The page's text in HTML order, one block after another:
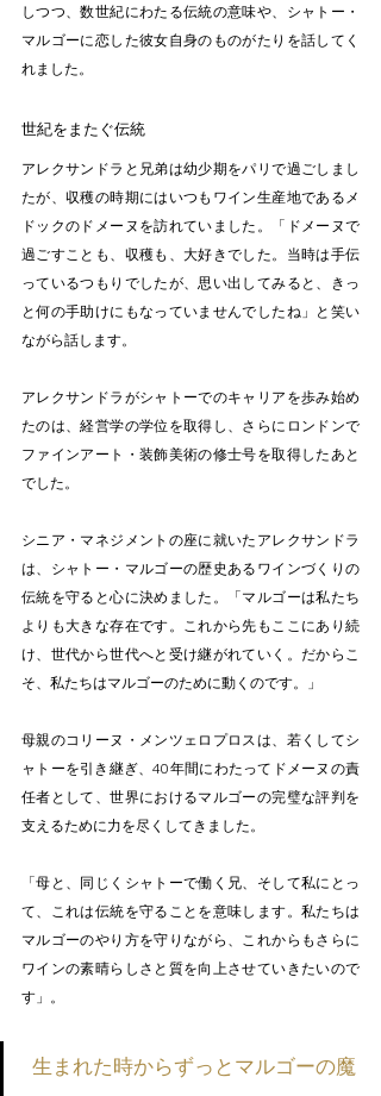
しつつ、数世紀にわたる伝統の意味や、シャトー・
マルゴーに恋した彼女自身のものがたりを話してく
れました。
世紀をまたぐ伝統
アレクサンドラと兄弟は幼少期をパリで過ごしまし
たが、収穫の時期にはいつもワイン生産地であるメ
ドックのドメーヌを訪れていました。「ドメーヌで
過ごすことも、収穫も、大好きでした。当時は手伝
っているつもりでしたが、思い出してみると、きっ
と何の手助けにもなっていませんでしたね」と笑い
ながら話します。
アレクサンドラがシャトーでのキャリアを歩み始め
たのは、経営学の学位を取得し、さらにロンドンで
ファインアート・装飾美術の修士号を取得したあと
でした。
シニア・マネジメントの座に就いたアレクサンドラ
は、シャトー・マルゴーの歴史あるワインづくりの
伝統を守ると心に決めました。「マルゴーは私たち
よりも大きな存在です。これから先もここにあり続
け、世代から世代へと受け継がれていく。だからこ
そ、私たちはマルゴーのために動くのです。」
母親のコリーヌ・メンツェロプロスは、若くしてシ
ャトーを引き継ぎ、40年間にわたってドメーヌの責
任者として、世界におけるマルゴーの完璧な評判を
支えるために力を尽くしてきました。
「母と、同じくシャトーで働く兄、そして私にとっ
て、これは伝統を守ることを意味します。私たちは
マルゴーのやり方を守りながら、これからもさらに
ワインの素晴らしさと質を向上させていきたいので
す」。
生まれた時からずっとマルゴーの魔